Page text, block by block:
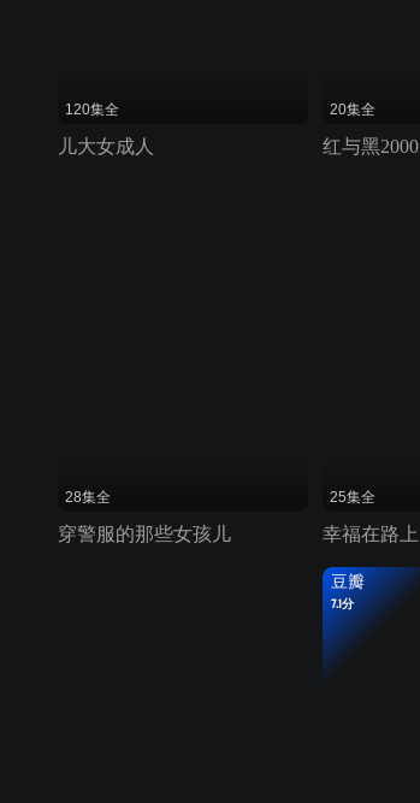
120集全
儿大女成人
20集全
红与黑2000
28集全
穿警服的那些女孩儿
25集全
幸福在路上
豆瓣
7.1分